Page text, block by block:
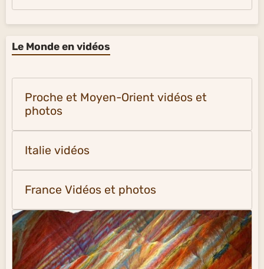
Le Monde en vidéos
Proche et Moyen-Orient vidéos et
photos
Italie vidéos
France Vidéos et photos